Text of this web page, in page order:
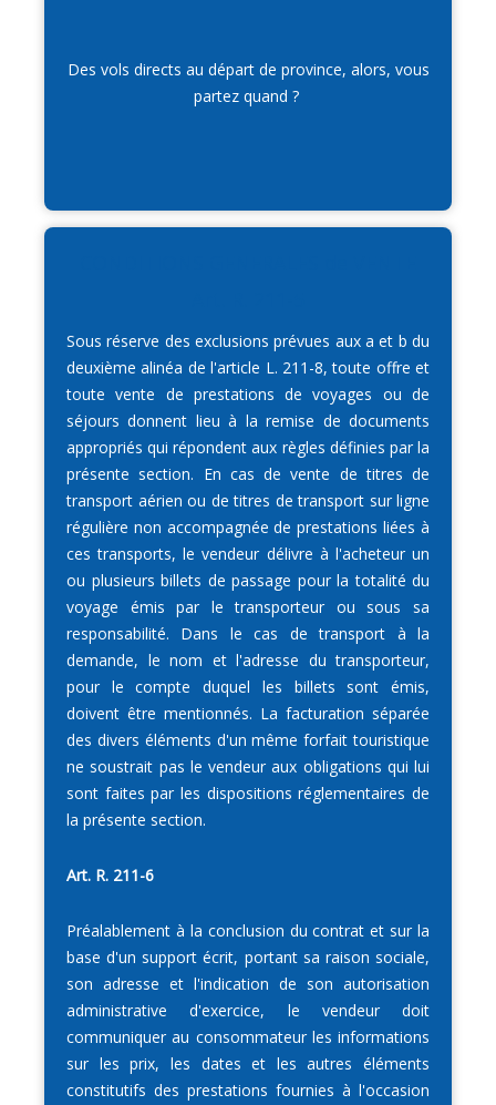
Des vols directs au départ de province, alors, vous
partez quand ?
Sous réserve des exclusions prévues aux a et b du
deuxième alinéa de l'article L. 211-8, toute offre et
toute vente de prestations de voyages ou de
séjours donnent lieu à la remise de documents
appropriés qui répondent aux règles définies par la
présente section. En cas de vente de titres de
transport aérien ou de titres de transport sur ligne
régulière non accompagnée de prestations liées à
ces transports, le vendeur délivre à l'acheteur un
ou plusieurs billets de passage pour la totalité du
voyage émis par le transporteur ou sous sa
responsabilité. Dans le cas de transport à la
demande, le nom et l'adresse du transporteur,
pour le compte duquel les billets sont émis,
doivent être mentionnés. La facturation séparée
des divers éléments d'un même forfait touristique
ne soustrait pas le vendeur aux obligations qui lui
sont faites par les dispositions réglementaires de
la présente section.
Art. R. 211-6
Préalablement à la conclusion du contrat et sur la
base d'un support écrit, portant sa raison sociale,
son adresse et l'indication de son autorisation
administrative d'exercice, le vendeur doit
communiquer au consommateur les informations
sur les prix, les dates et les autres éléments
constitutifs des prestations fournies à l'occasion